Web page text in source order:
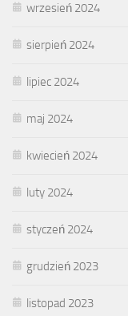
wrzesień 2024
sierpień 2024
lipiec 2024
maj 2024
kwiecień 2024
luty 2024
styczeń 2024
grudzień 2023
listopad 2023